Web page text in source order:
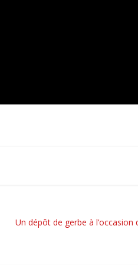
Un dépôt de gerbe à